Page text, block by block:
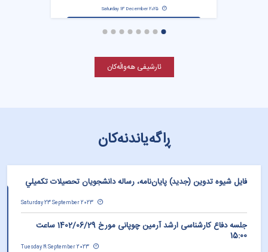
Saturday 13 December 2025
ئارشیفی هەواڵەکان
ڕاگەیاندنەکان
فايل شيوه‌ تدوين (جديد) پايان‌نامه، رساله دانشجويان تحصيلات تكميلي
Saturday 23 September 2023
جلسه دفاع کارشناسی ارشد آرمین چوپانی مورخ 1402/06/29 ساعت
15:00
Tuesday 19 September 2023